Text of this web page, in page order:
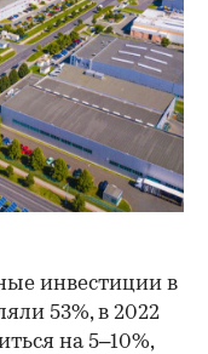
инвестиции в
53%, в 2022
на 5–10%,